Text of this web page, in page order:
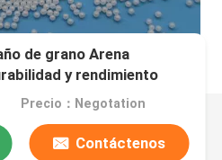
de grano Arena
y rendimiento
Precio：Negotation
Contáctenos